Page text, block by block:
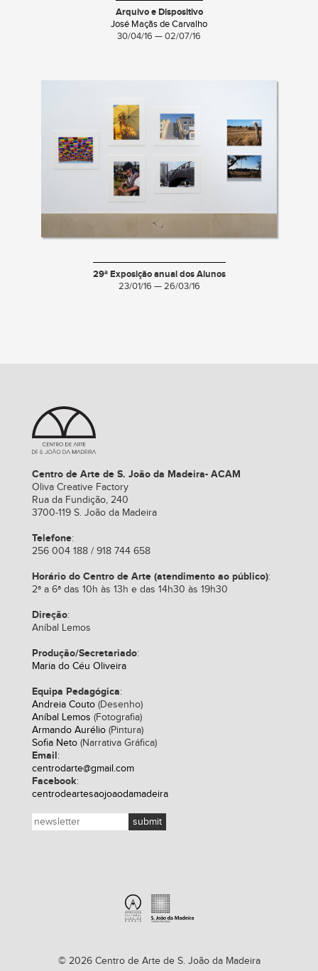
Arquivo e Dispositivo
José Maçãs de Carvalho
30/04/16 — 02/07/16
29ª Exposição anual dos Alunos
23/01/16 — 26/03/16
Centro de Arte de S. João da Madeira- ACAM
Oliva Creative Factory
Rua da Fundição, 240
3700-119 S. João da Madeira
Telefone:
256 004 188 / 918 744 658
Horário do Centro de Arte (atendimento ao público):
2ª a 6ª das 10h às 13h e das 14h30 às 19h30
Direção:
Aníbal Lemos
Produção/Secretariado:
Maria do Céu Oliveira
Equipa Pedagógica:
Andreia Couto (Desenho)
Aníbal Lemos (Fotografia)
Armando Aurélio (Pintura)
Sofia Neto (Narrativa Gráfica)
Email:
centrodarte@gmail.com
Facebook:
centrodeartesaojoaodamadeira
© 2026 Centro de Arte de S. João da Madeira